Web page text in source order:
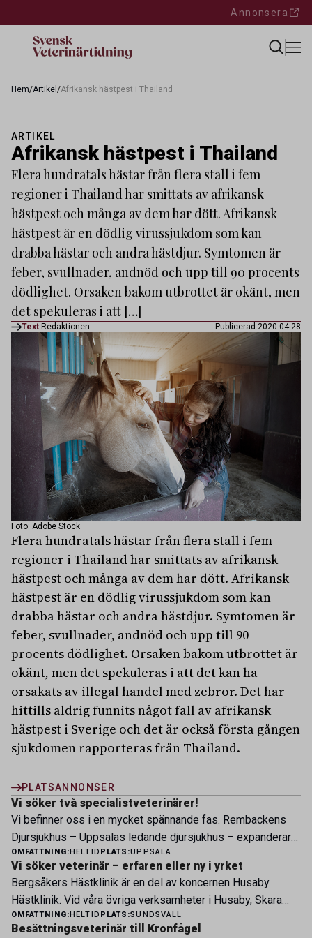
Annonsera
Hem/Artikel /Afrikansk hästpest i Thailand
ARTIKEL
Afrikansk hästpest i Thailand
Flera hundratals hästar från flera stall i fem
regioner i Thailand har smittats av afrikansk
hästpest och många av dem har dött. Afrikansk
hästpest är en dödlig virussjukdom som kan
drabba hästar och andra hästdjur. Symtomen är
feber, svullnader, andnöd och upp till 90 procents
dödlighet. Orsaken bakom utbrottet är okänt, men
det spekuleras i att […]
Text Redaktionen Publicerad 2020-04-28
Foto: Adobe Stock
Flera hundratals hästar från flera stall i fem
regioner i Thailand har smittats av afrikansk
hästpest och många av dem har dött. Afrikansk
hästpest är en dödlig virussjukdom som kan
drabba hästar och andra hästdjur. Symtomen är
feber, svullnader, andnöd och upp till 90
procents dödlighet. Orsaken bakom utbrottet är
okänt, men det spekuleras i att det kan ha
orsakats av illegal handel med zebror. Det har
hittills aldrig funnits något fall av afrikansk
hästpest i Sverige och det är också första gången
sjukdomen rapporteras från Thailand.
PLATSANNONSER
Vi söker två specialistveterinärer!
Vi befinner oss i en mycket spännande fas. Rembackens
Djursjukhus – Uppsalas ledande djursjukhus – expanderar
nu sin specialistverksamhet och söker legitimerade
veterinärer med specialistkompetens som vill vara med
och forma vårt nästa kapitel. Hos oss möter du ett
engagerat team, moderna faciliteter och verkliga
möjligheter att bedriva avancerad djursjukvård. Vad vi
OMFATTNING: HELTID PLATS:UPPSALA
Vi söker veterinär – erfaren eller ny i yrket
Bergsåkers Hästklinik är en del av koncernen Husaby
Hästklinik. Vid våra övriga verksamheter i Husaby, Skara
och Bjertorp jobbar idag ett 60-tal medarbetare. Om kliniken
Bergsåkers Hästklinik bedriver veterinärverksamhet i en
OMFATTNING: HELTID PLATS:SUNDSVALL
Besättningsveterinär till Kronfågel